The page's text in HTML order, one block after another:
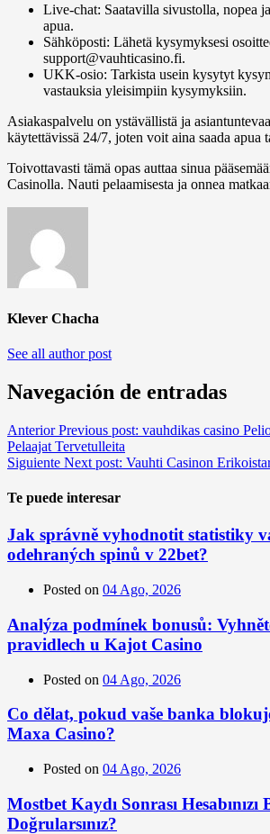
Live-chat: Saatavilla sivustolla, nopea
apua.
Sähköposti: Lähetä kysymyksesi
support@vauhticasino.fi.
UKK-osio: Tarkista usein kysytyt
vastauksia yleisimpiin kysymyksiin.
Asiakaspalvelu on ystävällistä ja
käytettävissä 24/7, joten voit aina saada apua
Toivottavasti tämä opas auttaa sinua
Casinolla. Nauti pelaamisesta ja onnea
Klever Chacha
See all author post
Navegación de entradas
Anterior Previous post: vauhdikas casino
Pelaajat Tervetulleita
Siguiente Next post: Vauhti Casinon
Te puede interesar
Jak správně vyhodnotit statistiky
odehraných spinů v 22bet?
Posted on 04 Ago, 2026
Analýza podmínek bonusů:
pravidlech u Kajot Casino
Posted on 04 Ago, 2026
Co dělat, pokud vaše banka
Maxa Casino?
Posted on 04 Ago, 2026
Mostbet Kaydı Sonrası Hesabınızı
Doğrularsınız?